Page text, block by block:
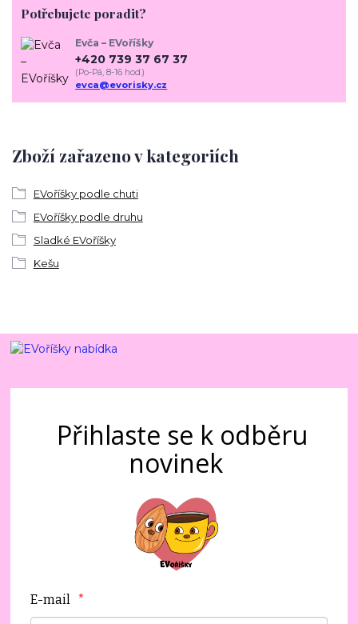
Zboží zařazeno v kategoriích
EVoříšky podle chuti
EVoříšky podle druhu
Sladké EVoříšky
Kešu
Potřebujete poradit?
Evča – EVoříšky
+420 739 37 67 37
(Po-Pá, 8-16 hod.)
evca@evorisky.cz
Přihlaste se k odběru
novinek
E-mail *